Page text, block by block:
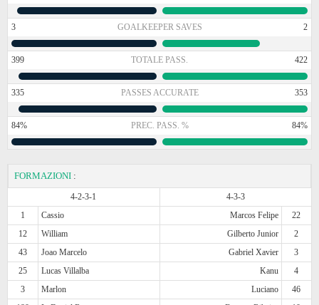
3 GOALKEEPER SAVES 2
399 TOTALE PASS. 422
335 PASSES ACCURATE 353
84% PREC. PASS. % 84%
FORMAZIONI :
4-2-3-1
4-3-3
1
Cassio Marcos Felipe
22
12
William Gilberto Junior
2
43
Joao Marcelo Gabriel Xavier
3
25
Lucas Villalba Kanu
4
3
Marlon Luciano
46